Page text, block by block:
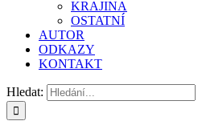
KRAJINA
OSTATNÍ
AUTOR
ODKAZY
KONTAKT
Hledat: